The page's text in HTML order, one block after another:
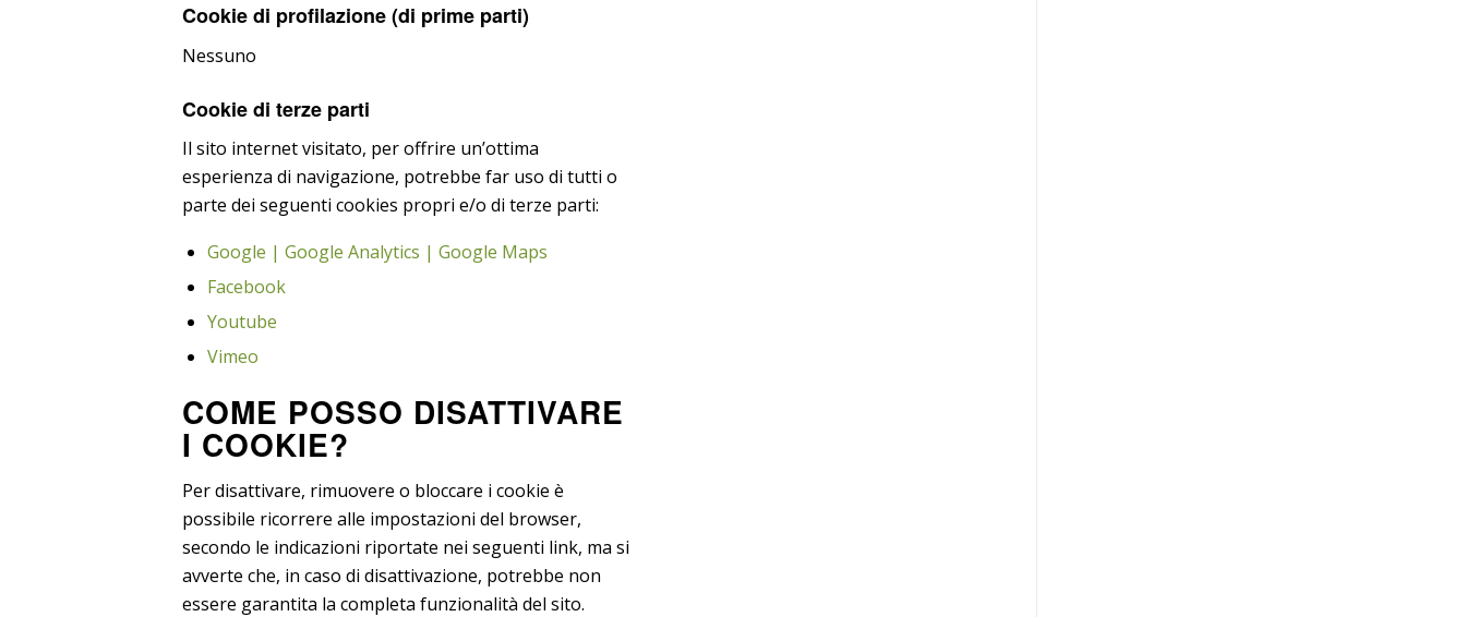
Cookie di profilazione (di prime parti)
Nessuno
Cookie di terze parti
Il sito internet visitato, per offrire un’ottima
esperienza di navigazione, potrebbe far uso di tutti o
parte dei seguenti cookies propri e/o di terze parti:
Google | Google Analytics | Google Maps
Facebook
Youtube
Vimeo
COME POSSO DISATTIVARE
I COOKIE?
Per disattivare, rimuovere o bloccare i cookie è
possibile ricorrere alle impostazioni del browser,
secondo le indicazioni riportate nei seguenti link, ma si
avverte che, in caso di disattivazione, potrebbe non
essere garantita la completa funzionalità del sito.